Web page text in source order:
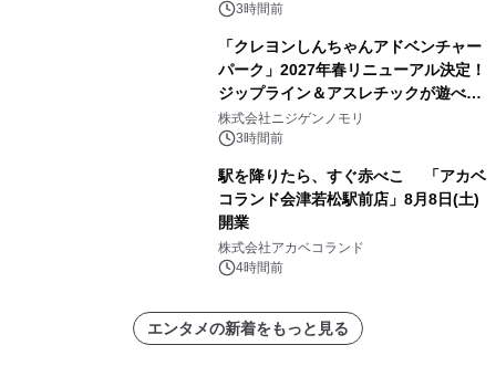
3時間前
「クレヨンしんちゃんアドベンチャー
パーク」2027年春リニューアル決定！
ジップライン＆アスレチックが遊べる
のは今年が最後！ 「ラスト！ドキがム
ネムネ～大作戦！」始動
株式会社ニジゲンノモリ
3時間前
駅を降りたら、すぐ赤べこ 「アカベ
コランド会津若松駅前店」8月8日(土)
開業
株式会社アカベコランド
4時間前
エンタメの新着をもっと見る